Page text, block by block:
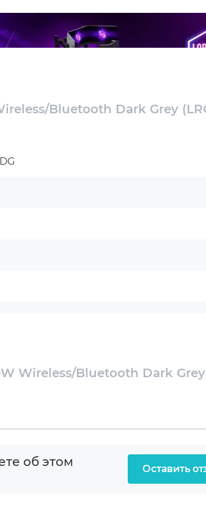
Тщательно продуманная форма
Bluetooth Dark Grey
Wireless/Bluetooth Dark Grey
об этом
Оставить